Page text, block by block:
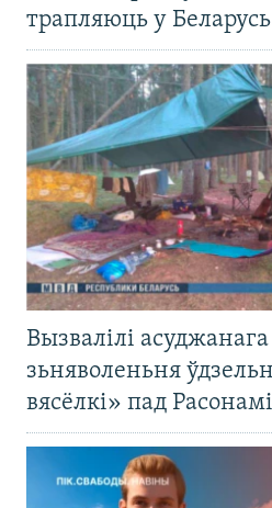
трапляюць у Беларусь
Вызвалілі
зьняволеньня
вясёлкі» пад Расонамі